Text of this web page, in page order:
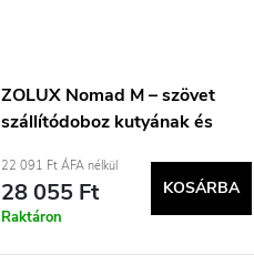
ZOLUX Nomad M – szövet
szállítódoboz kutyának és
22 091 Ft ÁFA nélkül
28 055 Ft
Raktáron
KOSÁRBA